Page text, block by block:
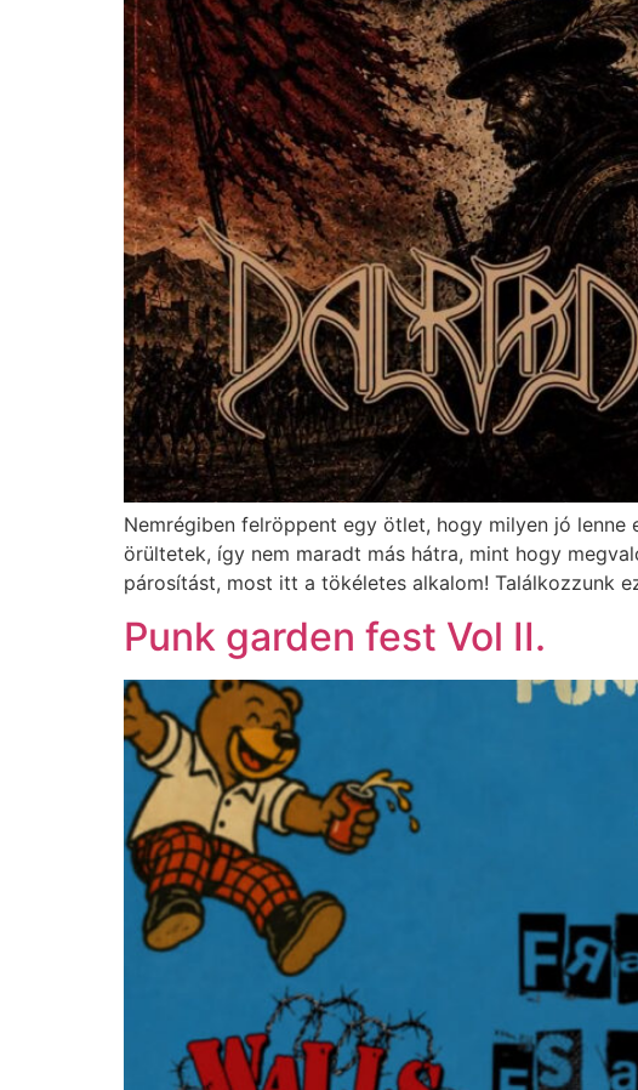
Nemrégiben felröppent egy ötlet, hogy milyen jó
örültetek, így nem maradt más hátra, mint hogy
párosítást, most itt a tökéletes alkalom! Találkozzunk
Punk garden fest Vol II.